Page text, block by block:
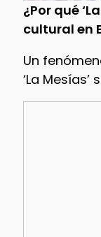
¿Por qué
cultural en
Un
‘La